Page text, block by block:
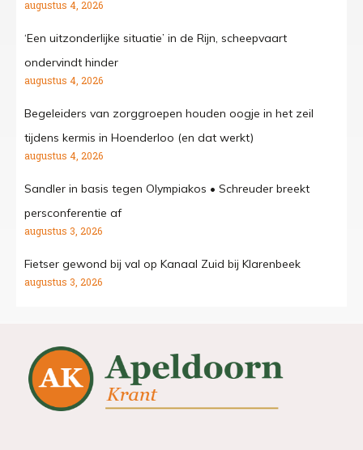
augustus 4, 2026
‘Een uitzonderlijke situatie’ in de Rijn, scheepvaart
ondervindt hinder
augustus 4, 2026
Begeleiders van zorggroepen houden oogje in het zeil
tijdens kermis in Hoenderloo (en dat werkt)
augustus 4, 2026
Sandler in basis tegen Olympiakos • Schreuder breekt
persconferentie af
augustus 3, 2026
Fietser gewond bij val op Kanaal Zuid bij Klarenbeek
augustus 3, 2026